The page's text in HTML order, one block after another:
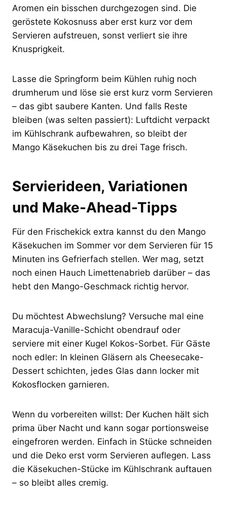
Aromen ein bisschen durchgezogen sind. Die
geröstete Kokosnuss aber erst kurz vor dem
Servieren aufstreuen, sonst verliert sie ihre
Knusprigkeit.
Lasse die Springform beim Kühlen ruhig noch
drumherum und löse sie erst kurz vorm Servieren
– das gibt saubere Kanten. Und falls Reste
bleiben (was selten passiert): Luftdicht verpackt
im Kühlschrank aufbewahren, so bleibt der
Mango Käsekuchen bis zu drei Tage frisch.
Servierideen, Variationen
und Make-Ahead-Tipps
Für den Frischekick extra kannst du den Mango
Käsekuchen im Sommer vor dem Servieren für 15
Minuten ins Gefrierfach stellen. Wer mag, setzt
noch einen Hauch Limettenabrieb darüber – das
hebt den Mango-Geschmack richtig hervor.
Du möchtest Abwechslung? Versuche mal eine
Maracuja-Vanille-Schicht obendrauf oder
serviere mit einer Kugel Kokos-Sorbet. Für Gäste
noch edler: In kleinen Gläsern als Cheesecake-
Dessert schichten, jedes Glas dann locker mit
Kokosflocken garnieren.
Wenn du vorbereiten willst: Der Kuchen hält sich
prima über Nacht und kann sogar portionsweise
eingefroren werden. Einfach in Stücke schneiden
und die Deko erst vorm Servieren auflegen. Lass
die Käsekuchen-Stücke im Kühlschrank auftauen
– so bleibt alles cremig.